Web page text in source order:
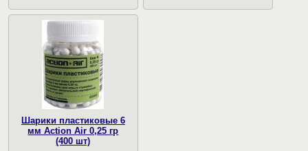
Шарики пластиковые 6
мм Action Air 0,25 гр
(400 шт)